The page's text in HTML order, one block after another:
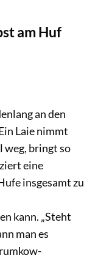
am Huf
an den
Laie nimmt
weg, bringt so
eine
insgesamt zu
kann. „Steht
man es